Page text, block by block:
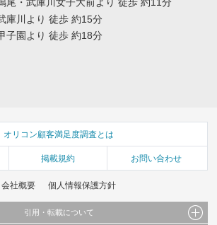
庫川より 徒歩 約15分
子園より 徒歩 約18分
オリコン顧客満足度調査とは
掲載規約 お問い合わせ
会社概要 個人情報保護方針
引用・転載について